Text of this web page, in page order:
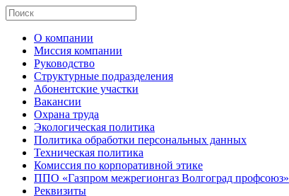
О компании
Миссия компании
Руководство
Структурные подразделения
Абонентские участки
Вакансии
Охрана труда
Экологическая политика
Политика обработки персональных данных
Техническая политика
Комиссия по корпоративной этике
ППО «Газпром межрегионгаз Волгоград профсоюз»
Реквизиты